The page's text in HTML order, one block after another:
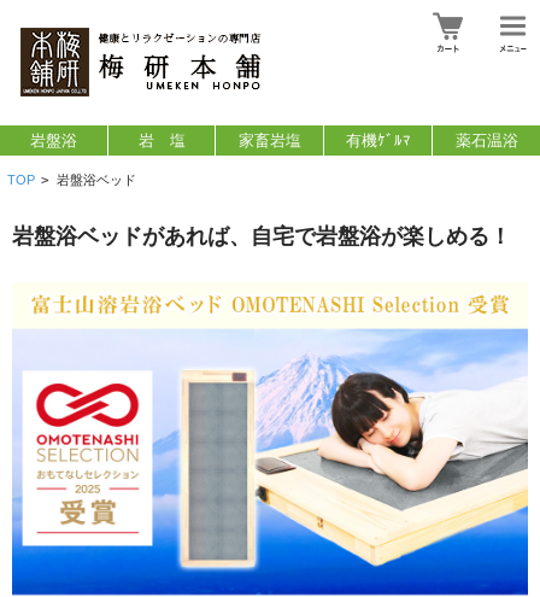
岩盤浴 岩 塩 家畜岩塩 有機ｹﾞﾙﾏ 薬石温浴
TOP > 岩盤浴ベッド
岩盤浴ベッドがあれば、自宅で岩盤浴が楽しめる！